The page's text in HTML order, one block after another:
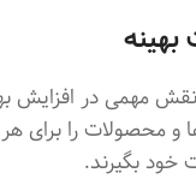
مهمی در افزایش
و محصولات را
بگیرند.